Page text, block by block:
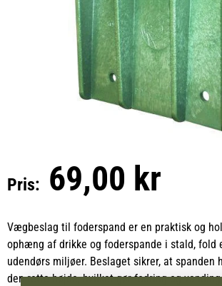
Pris: 69,00 kr
Vægbeslag til foderspand er en praktisk og
ophæng af drikke og foderspande i stald, fold
udendørs miljøer. Beslaget sikrer, at
den rette højde, hvilket gør fodring og